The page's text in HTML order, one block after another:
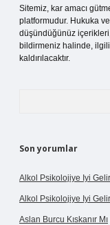
Sitemiz, kar amacı
platformudur. Hukuka
düşündüğünüz
bildirmeniz halinde,
kaldırılacaktır.
Son yorumlar
Alkol Psikolojiye Iyi
Alkol Psikolojiye Iyi
Aslan Burcu Kıskanır Mı